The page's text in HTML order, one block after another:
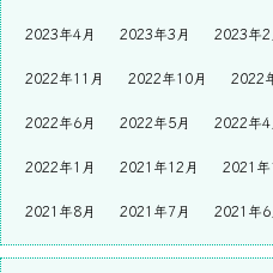
2023年4月 2023年3月 2023年2
2022年11月 2022年10月 2022
2022年6月 2022年5月 2022年4
2022年1月 2021年12月 2021年
2021年8月 2021年7月 2021年6